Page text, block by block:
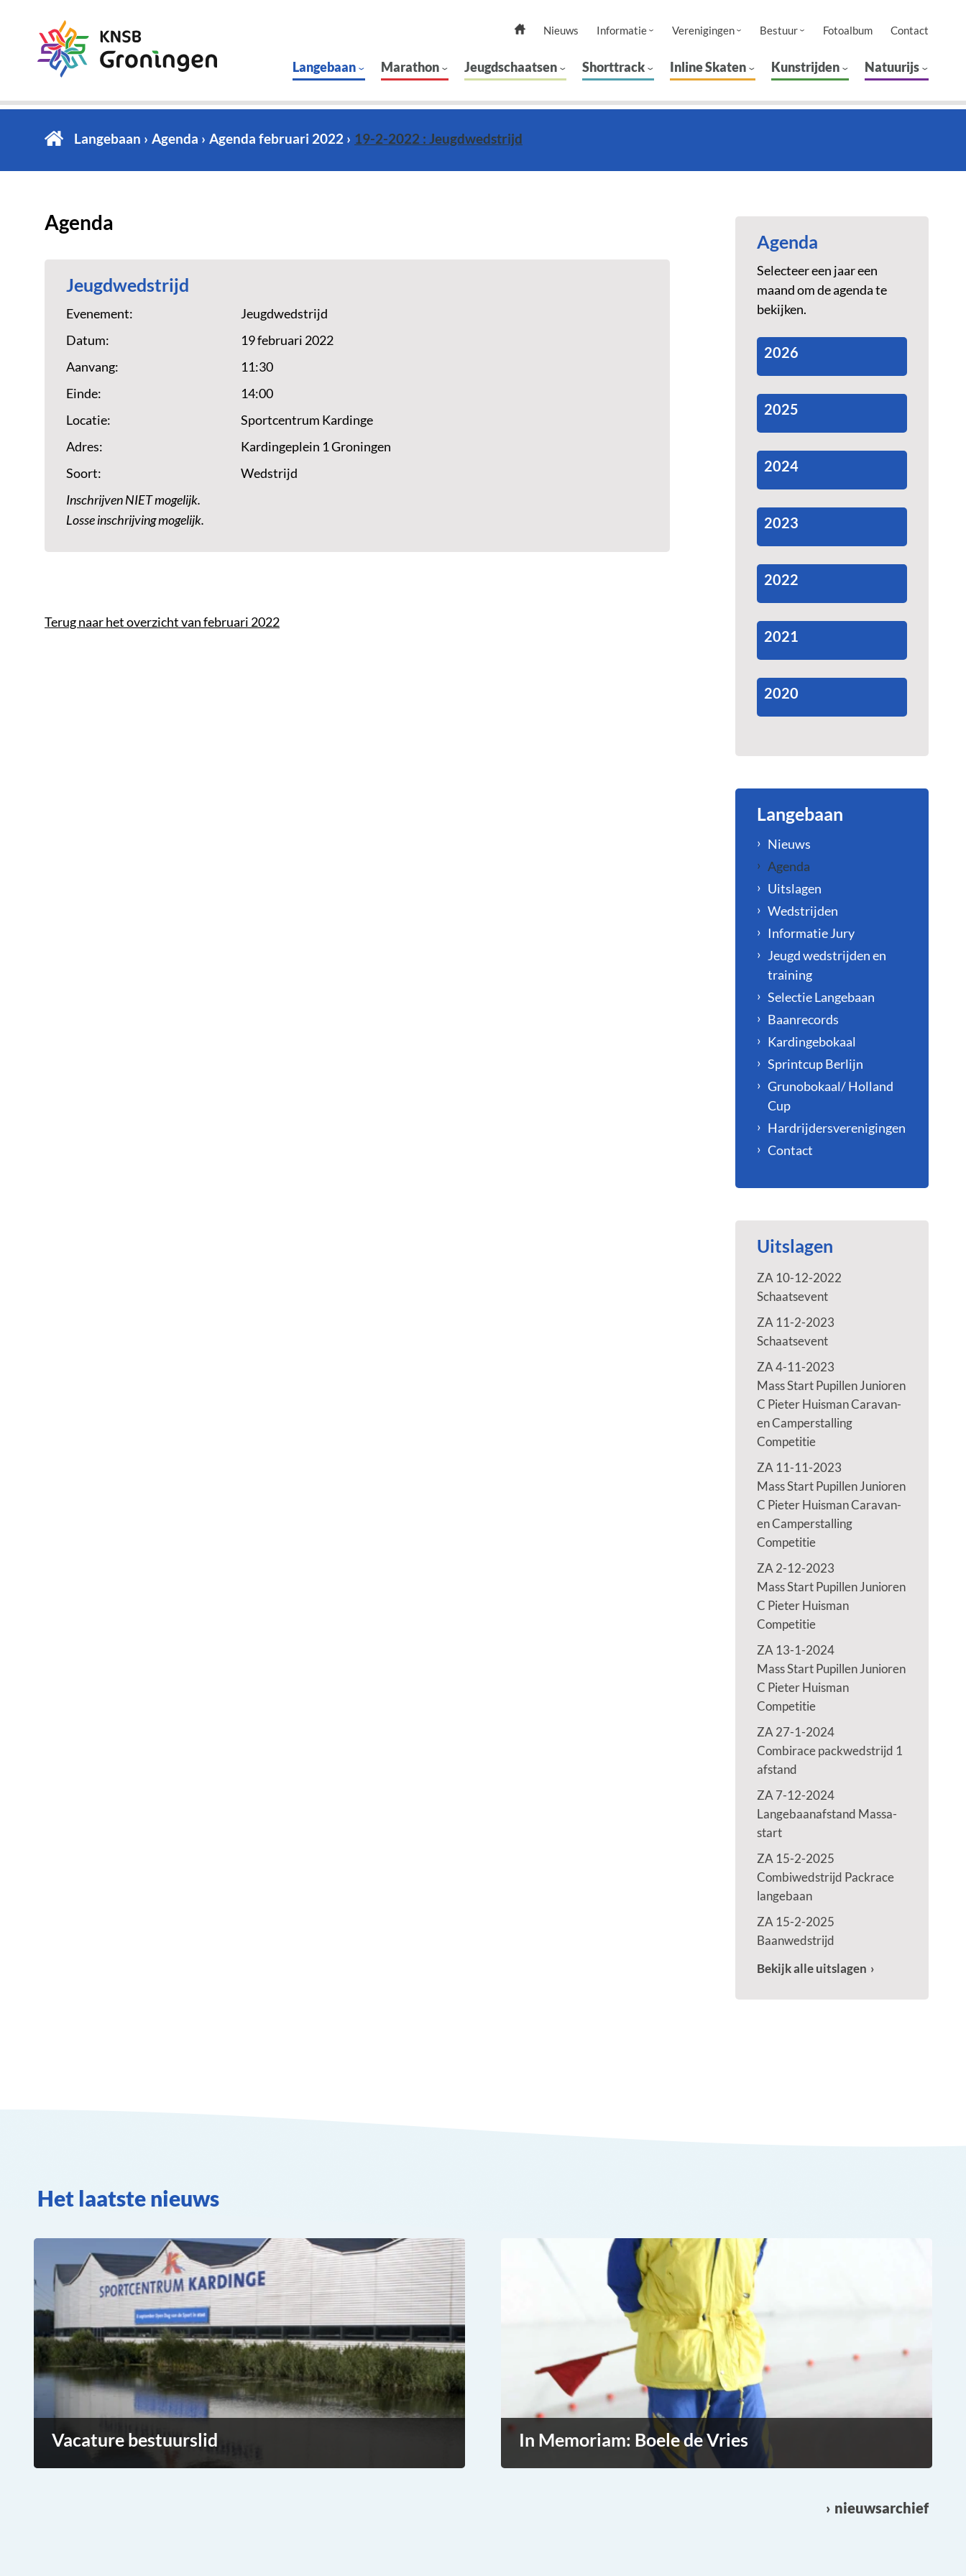
Nieuws Informatie Verenigingen Bestuur Fotoalbum Contact
Langebaan Marathon Jeugdschaatsen Shorttrack Inline Skaten Kunstrijden Natuurijs
Langebaan Agenda Agenda februari 2022 19-2-2022 : Jeugdwedstrijd
Agenda
Jeugdwedstrijd
Evenement:
Jeugdwedstrijd
Datum:
19 februari 2022
Aanvang:
11:30
Einde:
14:00
Locatie:
Sportcentrum Kardinge
Adres:
Kardingeplein 1 Groningen
Soort:
Wedstrijd
Inschrijven NIET mogelijk.
Losse inschrijving mogelijk.
Terug naar het overzicht van februari 2022
Agenda
Selecteer een jaar een
maand om de agenda te
bekijken.
2026
2025
2024
2023
2022
2021
2020
Langebaan
Nieuws
Agenda
Uitslagen
Wedstrijden
Informatie Jury
Jeugd wedstrijden en
training
Selectie Langebaan
Baanrecords
Kardingebokaal
Sprintcup Berlijn
Grunobokaal/ Holland
Cup
Hardrijdersverenigingen
Contact
Uitslagen
ZA 10-12-2022
Schaatsevent
ZA 11-2-2023
Schaatsevent
ZA 4-11-2023
Mass Start Pupillen Junioren
C Pieter Huisman Caravan-
en Camperstalling
Competitie
ZA 11-11-2023
Mass Start Pupillen Junioren
C Pieter Huisman Caravan-
en Camperstalling
Competitie
ZA 2-12-2023
Mass Start Pupillen Junioren
C Pieter Huisman
Competitie
ZA 13-1-2024
Mass Start Pupillen Junioren
C Pieter Huisman
Competitie
ZA 27-1-2024
Combirace packwedstrijd 1
afstand
ZA 7-12-2024
Langebaanafstand Massa-
start
ZA 15-2-2025
Combiwedstrijd Packrace
langebaan
ZA 15-2-2025
Baanwedstrijd
Bekijk alle uitslagen
Het laatste nieuws
Vacature bestuurslid In Memoriam: Boele de Vries
nieuwsarchief